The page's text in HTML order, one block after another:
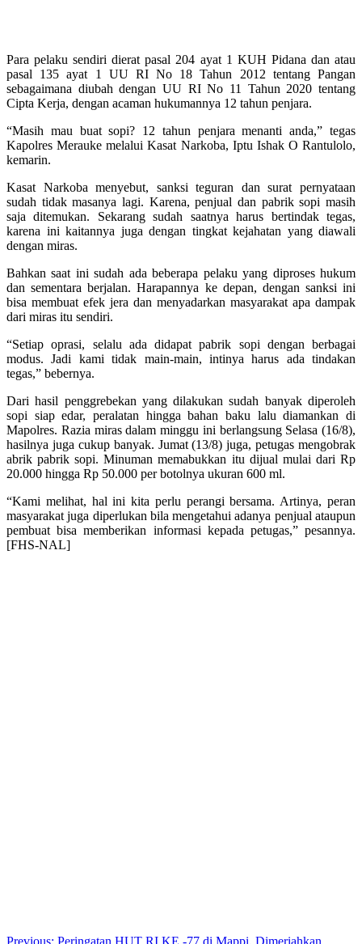
Para pelaku sendiri dierat pasal 204 ayat 1 KUH Pidana dan atau
pasal 135 ayat 1 UU RI No 18 Tahun 2012 tentang Pangan
sebagaimana diubah dengan UU RI No 11 Tahun 2020 tentang
Cipta Kerja, dengan acaman hukumannya 12 tahun penjara.
“Masih mau buat sopi? 12 tahun penjara menanti anda,” tegas
Kapolres Merauke melalui Kasat Narkoba, Iptu Ishak O Rantulolo,
kemarin.
Kasat Narkoba menyebut, sanksi teguran dan surat pernyataan
sudah tidak masanya lagi. Karena, penjual dan pabrik sopi masih
saja ditemukan. Sekarang sudah saatnya harus bertindak tegas,
karena ini kaitannya juga dengan tingkat kejahatan yang diawali
dengan miras.
Bahkan saat ini sudah ada beberapa pelaku yang diproses hukum
dan sementara berjalan. Harapannya ke depan, dengan sanksi ini
bisa membuat efek jera dan menyadarkan masyarakat apa dampak
dari miras itu sendiri.
“Setiap oprasi, selalu ada didapat pabrik sopi dengan berbagai
modus. Jadi kami tidak main-main, intinya harus ada tindakan
tegas,” bebernya.
Dari hasil penggrebekan yang dilakukan sudah banyak diperoleh
sopi siap edar, peralatan hingga bahan baku lalu diamankan di
Mapolres. Razia miras dalam minggu ini berlangsung Selasa (16/8),
hasilnya juga cukup banyak. Jumat (13/8) juga, petugas mengobrak
abrik pabrik sopi. Minuman memabukkan itu dijual mulai dari Rp
20.000 hingga Rp 50.000 per botolnya ukuran 600 ml.
“Kami melihat, hal ini kita perlu perangi bersama. Artinya, peran
masyarakat juga diperlukan bila mengetahui adanya penjual ataupun
pembuat bisa memberikan informasi kepada petugas,” pesannya.
[FHS-NAL]
Previous: Peringatan HUT RI KE -77 di Mappi, Dimeriahkan